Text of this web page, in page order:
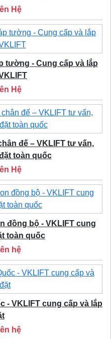
Hệ
tường - Cung cấp và lắp
Hệ
đế – VKLIFT tư vấn,
toàn quốc
Hệ
đồng bộ - VKLIFT cung
toàn quốc
hệ
- VKLIFT cung cấp và lắp
hệ